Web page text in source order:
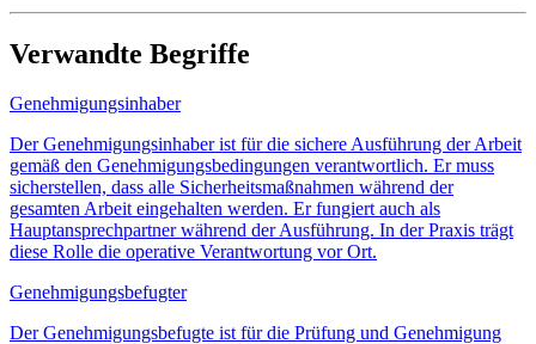
Verwandte Begriffe
Genehmigungsinhaber
Der Genehmigungsinhaber ist für die sichere Ausführung der Arbeit
gemäß den Genehmigungsbedingungen verantwortlich. Er muss
sicherstellen, dass alle Sicherheitsmaßnahmen während der
gesamten Arbeit eingehalten werden. Er fungiert auch als
Hauptansprechpartner während der Ausführung. In der Praxis trägt
diese Rolle die operative Verantwortung vor Ort.
Genehmigungsbefugter
Der Genehmigungsbefugte ist für die Prüfung und Genehmigung